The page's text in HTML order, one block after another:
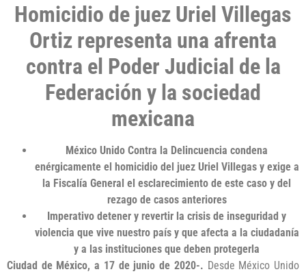
Homicidio de juez Uriel Villegas
Ortiz representa una afrenta
contra el Poder Judicial de la
Federación y la sociedad
mexicana
México Unido Contra la Delincuencia condena
enérgicamente el homicidio del juez Uriel Villegas y exige a
la Fiscalía General el esclarecimiento de este caso y del
rezago de casos anteriores
Imperativo detener y revertir la crisis de inseguridad y
violencia que vive nuestro país y que afecta a la ciudadanía
y a las instituciones que deben protegerla
Ciudad de México, a 17 de junio de 2020-. Desde México Unido